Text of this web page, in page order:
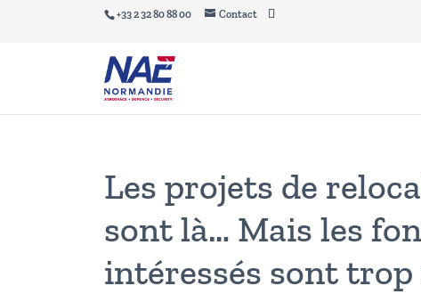
+33 2 32 80 88 00 Contact
Les projets de
sont là… Mais les
intéressés sont